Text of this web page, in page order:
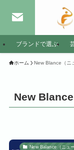
ブランドで選ぶ
ホーム New Blance（ニ
New Blance
New Balance（ニュ